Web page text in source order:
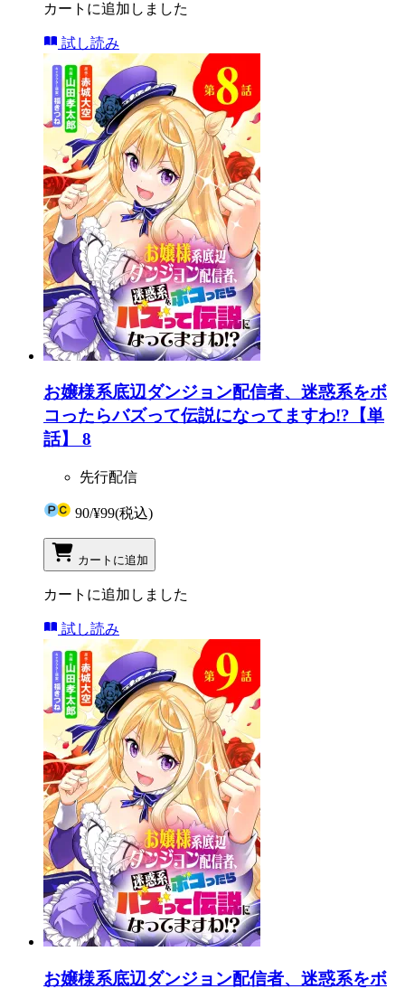
カートに追加しました
試し読み
お嬢様系底辺ダンジョン配信者、迷惑系をボ
コったらバズって伝説になってますわ!?【単
話】 8
先行配信
90/¥99(税込)
カートに追加
カートに追加しました
試し読み
お嬢様系底辺ダンジョン配信者、迷惑系をボ